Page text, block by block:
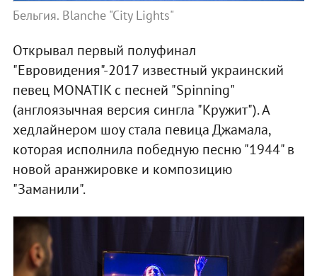
Бельгия. Blanche "City Lights"
Открывал первый полуфинал
"Евровидения"-2017 известный украинский
певец MONATIK с песней "Spinning"
(англоязычная версия сингла "Кружит"). А
хедлайнером шоу стала певица Джамала,
которая исполнила победную песню "1944" в
новой аранжировке и композицию
"Заманили".